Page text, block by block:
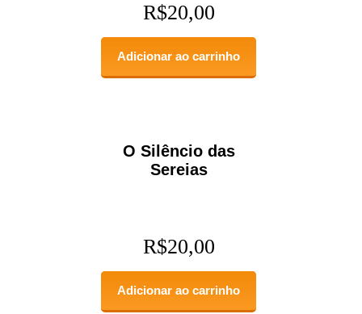
R$20,00
Adicionar ao carrinho
O Silêncio das
Sereias
R$20,00
Adicionar ao carrinho